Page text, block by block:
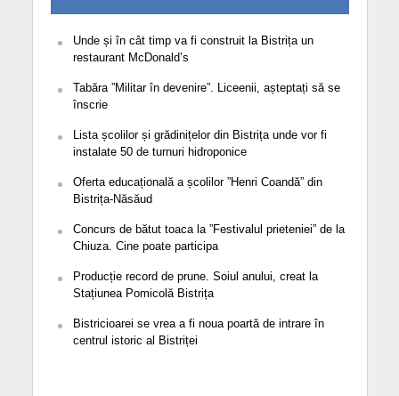
Unde și în cât timp va fi construit la Bistrița un
restaurant McDonald’s
Tabăra ”Militar în devenire”. Liceenii, așteptați să se
înscrie
Lista școlilor și grădinițelor din Bistrița unde vor fi
instalate 50 de turnuri hidroponice
Oferta educațională a școlilor ”Henri Coandă” din
Bistrița-Năsăud
Concurs de bătut toaca la ”Festivalul prieteniei” de la
Chiuza. Cine poate participa
Producție record de prune. Soiul anului, creat la
Stațiunea Pomicolă Bistrița
Bistricioarei se vrea a fi noua poartă de intrare în
centrul istoric al Bistriței